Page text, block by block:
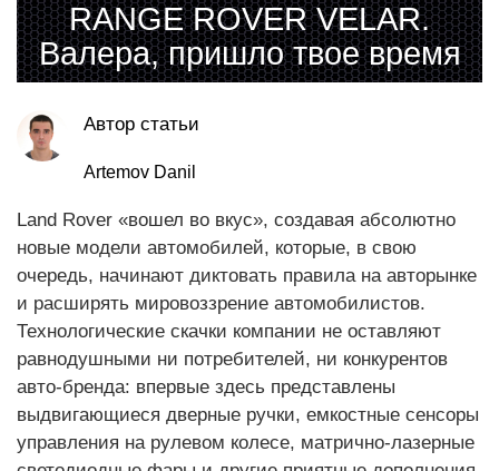
RANGE ROVER VELAR.
Валера, пришло твое время
Автор статьи
Artemov Danil
Land Rover «вошел во вкус», создавая абсолютно
новые модели автомобилей, которые, в свою
очередь, начинают диктовать правила на авторынке
и расширять мировоззрение автомобилистов.
Технологические скачки компании не оставляют
равнодушными ни потребителей, ни конкурентов
авто-бренда: впервые здесь представлены
выдвигающиеся дверные ручки, емкостные сенсоры
управления на рулевом колесе, матрично-лазерные